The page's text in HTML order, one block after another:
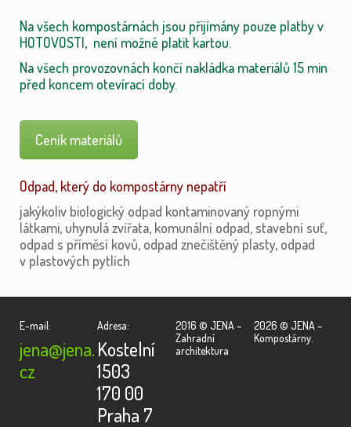
Na všech kompostárnách jsou přijímány pouze platby v
HOTOVOSTI, není možné platit kartou.
Na všech provozovnách končí nakládka materiálů 15 min
před koncem otevírací doby.
Ceník materiálů
Odpad, který do kompostárny nepatří
jakýkoliv biologický odpad kontaminovaný ropnými
látkami, uhynulá zvířata, komunální odpad, stavební suť,
odpad s příměsí kovů, odpad znečištěný plasty, odpad
v plastových pytlích
E-mail:
jena@jena.
cz
Adresa:
Kostelní
1503
170 00
Praha 7
2016 © JENA –
Zahradní
architektura
2026 © JENA –
Kompostárny.